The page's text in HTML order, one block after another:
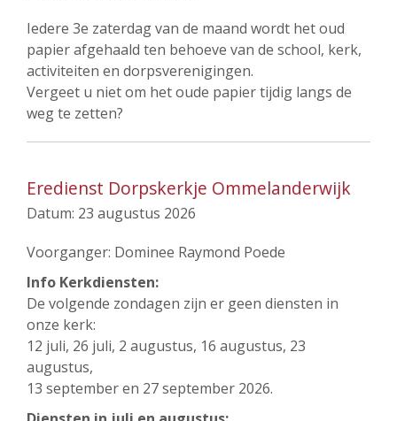
Iedere 3e zaterdag van de maand wordt het oud
papier afgehaald ten behoeve van de school, kerk,
activiteiten en dorpsverenigingen.
Vergeet u niet om het oude papier tijdig langs de
weg te zetten?
Eredienst Dorpskerkje Ommelanderwijk
Datum: 23 augustus 2026
Voorganger: Dominee Raymond Poede
Info Kerkdiensten:
De volgende zondagen zijn er geen diensten in
onze kerk:
12 juli, 26 juli, 2 augustus, 16 augustus, 23
augustus,
13 september en 27 september 2026.